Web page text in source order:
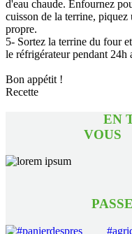
d'eau chaude. Enfournez
cuisson de la terrine,
propre.
5- Sortez la terrine du four
le réfrigérateur pendant 24h
Bon appétit !
Recette
EN
C’EST